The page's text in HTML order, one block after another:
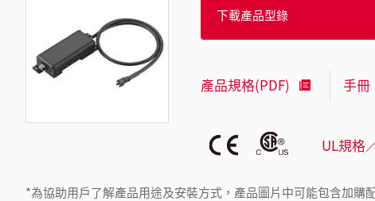
*為協助用戶了解產品用途及安裝方式，產品圖片中可能包含加購
下載產品型錄
產品規格(PDF) 手冊
UL規格